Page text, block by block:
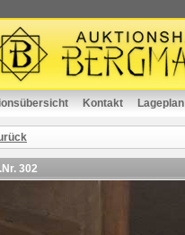
Kontakt Lageplan
302